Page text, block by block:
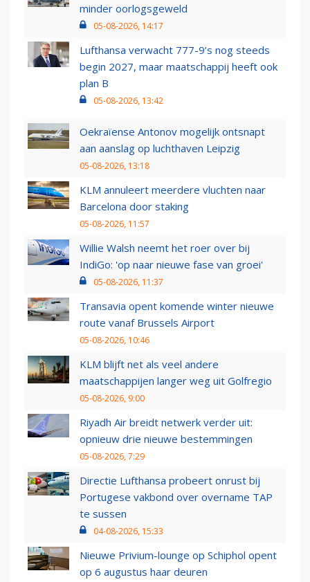
minder oorlogsgeweld
05-08-2026, 14:17
Lufthansa verwacht 777-9’s nog steeds
begin 2027, maar maatschappij heeft ook
plan B
05-08-2026, 13:42
Oekraïense Antonov mogelijk ontsnapt
aan aanslag op luchthaven Leipzig
05-08-2026, 13:18
KLM annuleert meerdere vluchten naar
Barcelona door staking
05-08-2026, 11:57
Willie Walsh neemt het roer over bij
IndiGo: 'op naar nieuwe fase van groei'
05-08-2026, 11:37
Transavia opent komende winter nieuwe
route vanaf Brussels Airport
05-08-2026, 10:46
KLM blijft net als veel andere
maatschappijen langer weg uit Golfregio
05-08-2026, 9:00
Riyadh Air breidt netwerk verder uit:
opnieuw drie nieuwe bestemmingen
05-08-2026, 7:29
Directie Lufthansa probeert onrust bij
Portugese vakbond over overname TAP
te sussen
04-08-2026, 15:33
Nieuwe Privium-lounge op Schiphol opent
op 6 augustus haar deuren